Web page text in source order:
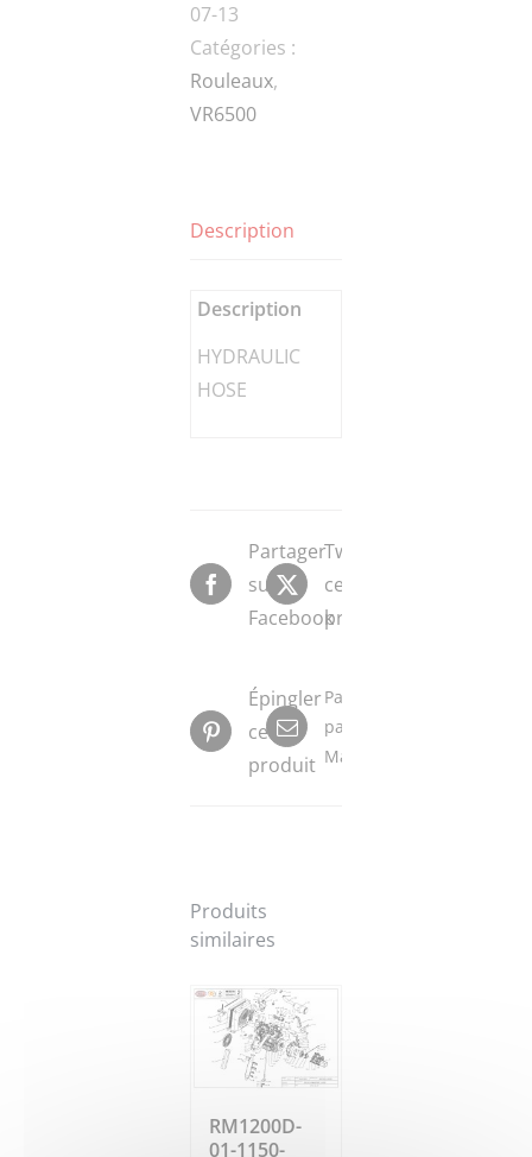
07-13
Catégories :
Rouleaux,
VR6500
Description
Description
HYDRAULIC
HOSE
Partager
sur
Facebook
Tweeter
ce
produit
Épingler
ce
produit
Partager
par
Mail
Produits
similaires
RM1200D-
01-1150-